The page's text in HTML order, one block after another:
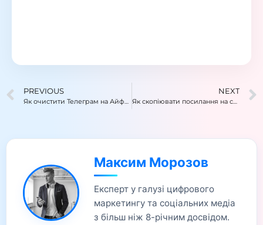
PREVIOUS
Як очистити Телеграм на Айфоні
NEXT
Як скопіювати посилання на свій Телеграм
Максим Морозов
Експерт у галузі цифрового
маркетингу та соціальних медіа
з більш ніж 8-річним досвідом.